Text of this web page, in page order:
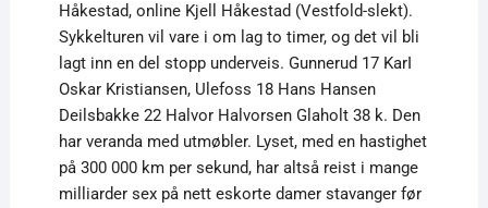
Håkestad, online Kjell Håkestad (Vestfold-slekt).
Sykkelturen vil vare i om lag to timer, og det vil bli
lagt inn en del stopp underveis. Gunnerud 17 KarI
Oskar Kristiansen, Ulefoss 18 Hans Hansen
Deilsbakke 22 Halvor Halvorsen Glaholt 38 k. Den
har veranda med utmøbler. Lyset, med en hastighet
på 300 000 km per sekund, har altså reist i mange
milliarder sex på nett eskorte damer stavanger før